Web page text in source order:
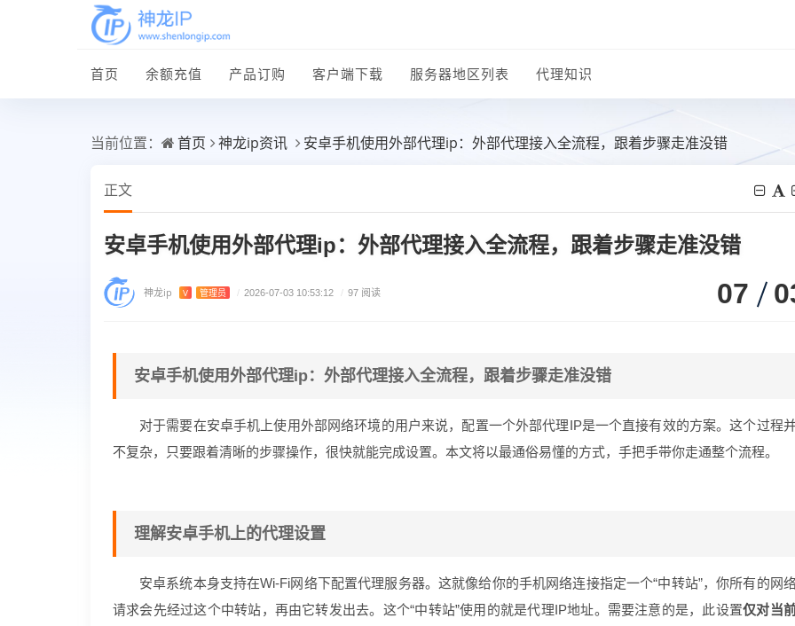
首页 余额充值 产品订购 客户端下载 服务器地区列表 代理知识
当前位置： 首页 神龙ip资讯 安卓手机使用外部代理ip：外部代理接入全流程，跟着步骤走准没错
正文
安卓手机使用外部代理ip：外部代理接入全流程，跟着步骤走准没错
神龙ip V 管理员 / 2026-07-03 10:53:12 / 97 阅读 07
安卓手机使用外部代理ip：外部代理接入全流程，跟着步骤走准没错
对于需要在安卓手机上使用外部网络环境的用户来说，配置一个外部代理IP是一个直接有效的方案。这个过程
不复杂，只要跟着清晰的步骤操作，很快就能完成设置。本文将以最通俗易懂的方式，手把手带你走通整个流程。
理解安卓手机上的代理设置
安卓系统本身支持在Wi-Fi网络下配置代理服务器。这就像给你的手机网络连接指定一个“中转站”，你所有的网
请求会先经过这个中转站，再由它转发出去。这个“中转站”使用的就是代理IP地址。需要注意的是，此设置仅对当